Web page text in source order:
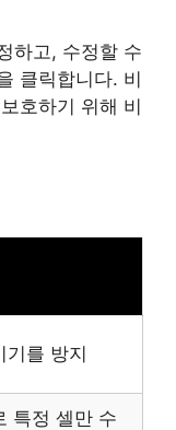
하고, 수정할 수
클릭합니다. 비
호하기 위해 비
기를 방지
특정 셀만 수